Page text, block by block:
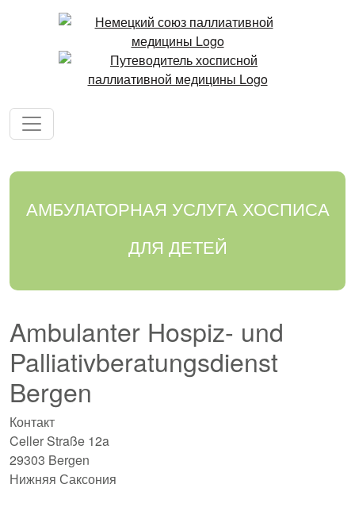
АМБУЛАТОРНАЯ УСЛУГА ХОСПИСА
ДЛЯ ДЕТЕЙ
Ambulanter Hospiz- und
Palliativberatungsdienst
Bergen
Контакт
Celler Straße 12a
29303 Bergen
Нижняя Саксония